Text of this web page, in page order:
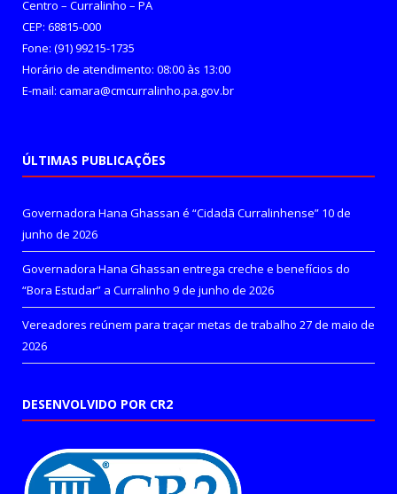
Centro – Curralinho – PA
CEP: 68815-000
Fone: (91) 99215-1735
Horário de atendimento: 08:00 às 13:00
E-mail: camara@cmcurralinho.pa.gov.br
ÚLTIMAS PUBLICAÇÕES
Governadora Hana Ghassan é “Cidadã Curralinhense” 10 de
junho de 2026
Governadora Hana Ghassan entrega creche e benefícios do
“Bora Estudar” a Curralinho 9 de junho de 2026
Vereadores reúnem para traçar metas de trabalho 27 de maio de
2026
DESENVOLVIDO POR CR2